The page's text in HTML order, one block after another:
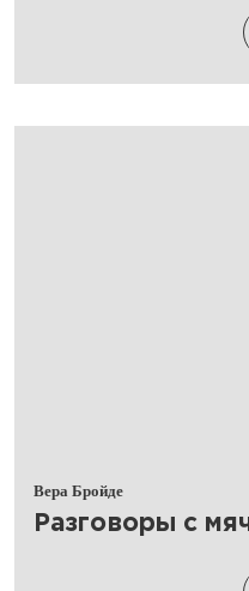
Вера Бройде
​Разговоры с